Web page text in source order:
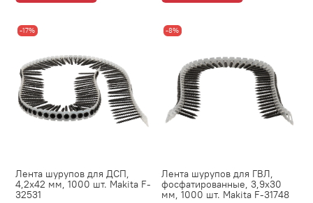
-17%
Лента шурупов для ДСП,
4,2х42 мм, 1000 шт. Makita F-
32531
-8%
Лента шурупов для ГВЛ,
фосфатированные, 3,9х30
мм, 1000 шт. Makita F-31748